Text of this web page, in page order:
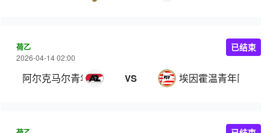
荷乙
2026-04-14 02:00
阿尔克马尔青年队 VS 埃因霍温青年队
已结束